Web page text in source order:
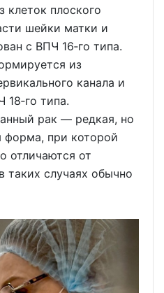
клеток плоского
шейки матки и
с ВПЧ 16‑го типа.
из
канала и
18‑го типа.
рак — редкая, но
форма, при которой
отличаются от
таких случаях обычно